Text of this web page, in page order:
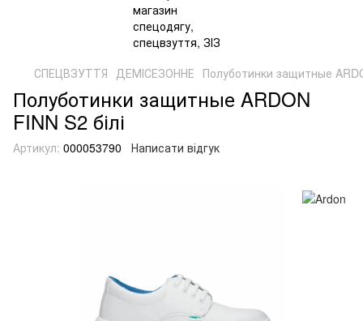
СПЕЦВЗУТТЯ ДЕМІСЕЗОННЕ Полуботинки защитные
Полуботинки защитные ARDON
FINN S2 білі
Артикул: 000053790 Написати відгук